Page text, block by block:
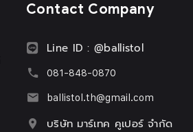
Contact Company
Line ID : @ballistol
081-848-0870
ballistol.th@gmail.com
บริษัท มาร์เทค คูเปอร์ จำกัด